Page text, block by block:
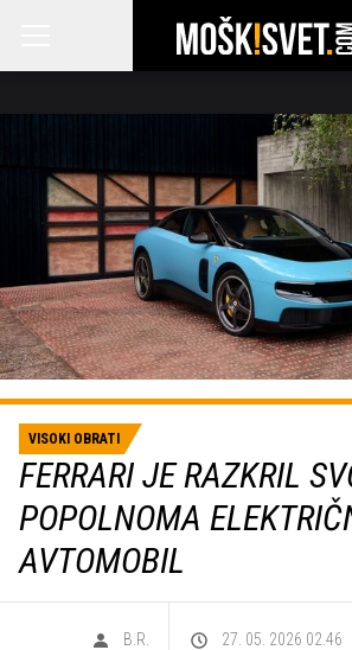
VISOKI OBRATI
FERRARI JE RAZKRIL
POPOLNOMA
AVTOMOBIL
B.R. 27. 05. 2026 02.46